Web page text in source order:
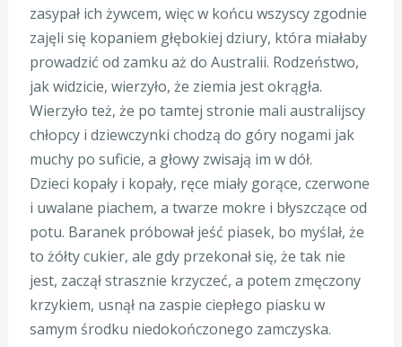
zasypał ich żywcem, więc w końcu wszyscy zgodnie
zajęli się kopaniem głębokiej dziury, która miałaby
prowadzić od zamku aż do Australii. Rodzeństwo,
jak widzicie, wierzyło, że ziemia jest okrągła.
Wierzyło też, że po tamtej stronie mali australijscy
chłopcy i dziewczynki chodzą do góry nogami jak
muchy po suficie, a głowy zwisają im w dół.
Dzieci kopały i kopały, ręce miały gorące, czerwone
i uwalane piachem, a twarze mokre i błyszczące od
potu. Baranek próbował jeść piasek, bo myślał, że
to żółty cukier, ale gdy przekonał się, że tak nie
jest, zaczął strasznie krzyczeć, a potem zmęczony
krzykiem, usnął na zaspie ciepłego piasku w
samym środku niedokończonego zamczyska.